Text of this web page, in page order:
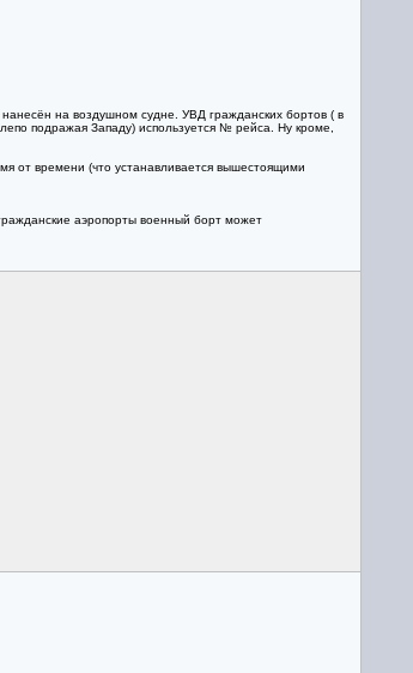
на воздушном судне. УВД гражданских бортов ( в
подражая Западу) используется № рейса. Ну кроме,
от времени (что устанавливается вышестоящими
аэропорты военный борт может